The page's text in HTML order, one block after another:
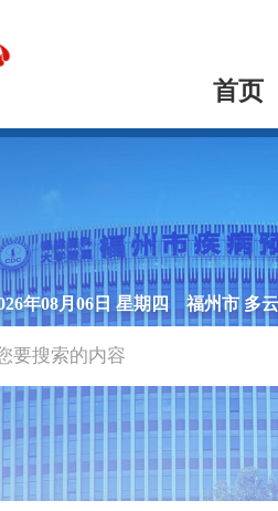
首页
年08月06日 星期四 福州市 多